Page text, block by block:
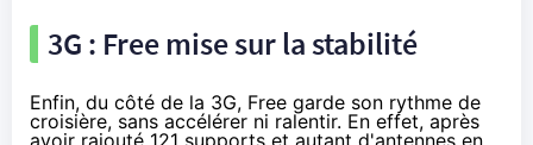
3G : Free mise sur la stabilité
Enfin, du côté de la 3G, Free garde son rythme de
croisière, sans accélérer ni ralentir. En effet, après